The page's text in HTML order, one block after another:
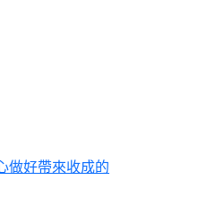
做好帶來收成的